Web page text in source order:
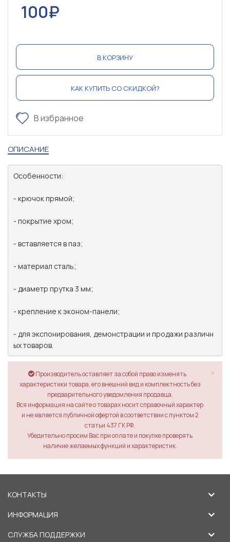
100₽
В КОРЗИНУ
КАК КУПИТЬ СО СКИДКОЙ?
В избранное
ОПИСАНИЕ
Особенности:
- крючок прямой;
- покрытие хром;
- вставляется в паз;
- материал сталь;
- диаметр прутка 3 мм;
- крепление к эконом-панели;
- для экспонирования, демонстрации и продажи различн
ых товаров.
×
Производитель оставляет за собой право изменять
характеристики товара, его внешний вид и комплектность без
предварительного уведомления продавца.
Вся информация на сайте о товарах носит справочный характер
и не является публичной офертой в соответствии с пунктом 2
статьи 437 ГК РФ.
Убедительно просим Вас при оплате и покупке проверять
наличие желаемых функций и характеристик.
КОНТАКТЫ
ИНФОРМАЦИЯ
СЛУЖБА ПОДДЕРЖКИ